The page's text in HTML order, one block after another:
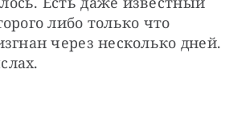
либо только что
через несколько дней.